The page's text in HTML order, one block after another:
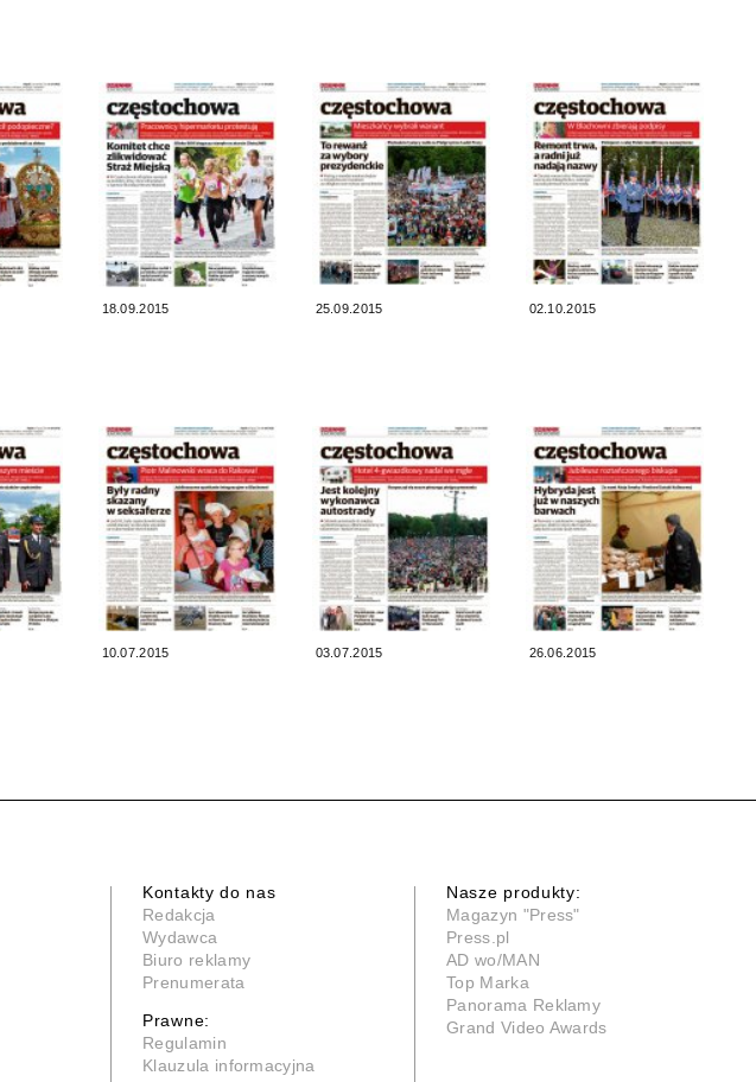
18.09.2015 25.09.2015 02.10.2015
10.07.2015 03.07.2015 26.06.2015
Kontakty do nas
Redakcja
Wydawca
Biuro reklamy
Prenumerata
Prawne:
Regulamin
Klauzula informacyjna
Nasze produkty:
Magazyn "Press"
Press.pl
AD wo/MAN
Top Marka
Panorama Reklamy
Grand Video Awards